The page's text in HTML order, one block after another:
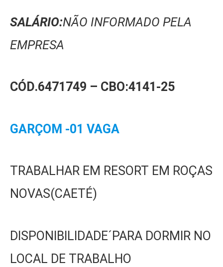
SALÁRIO:NÃO INFORMADO PELA
EMPRESA
CÓD.6471749 – CBO:4141-25
GARÇOM -01 VAGA
TRABALHAR EM RESORT EM ROÇAS
NOVAS(CAETÉ)
DISPONIBILIDADE´PARA DORMIR NO
LOCAL DE TRABALHO